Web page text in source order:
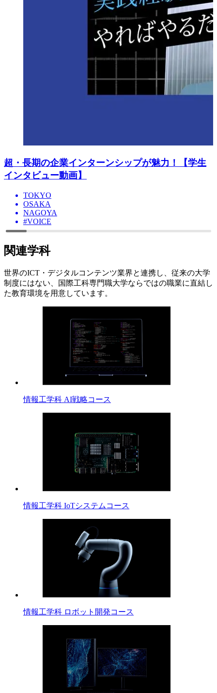
超・長期の企業インターンシップが魅力！【学生
インタビュー動画】
TOKYO
OSAKA
NAGOYA
#VOICE
関連学科
世界のICT・デジタルコンテンツ業界と連携し、従来の大学
制度にはない、国際工科専門職大学ならではの職業に直結し
た教育環境を用意しています。
情報工学科 AI戦略コース
情報工学科 IoTシステムコース
情報工学科 ロボット開発コース